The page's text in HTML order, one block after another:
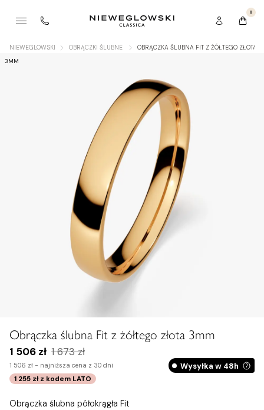
0
NIEWEGLOWSKI OBRĄCZKI ŚLUBNE OBRĄCZKA ŚLUBNA FIT Z ŻÓŁTEGO ZŁOTA
3MM
Zobacz na dłoni
Obrączka ślubna Fit z żółtego złota 3mm
1 506 zł 1 673 zł
1 506 zł - najniższa cena z 30 dni
1 255 zł z kodem LATO
Wysyłka w 48h
Obrączka ślubna półokrągła Fit